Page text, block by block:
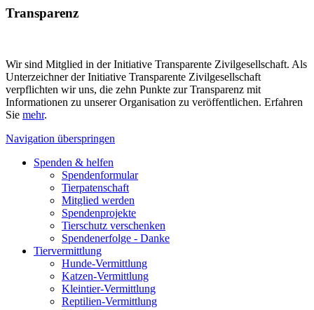
Transparenz
Wir sind Mitglied in der Initiative Transparente Zivilgesellschaft. Als
Unterzeichner der Initiative Transparente Zivilgesellschaft
verpflichten wir uns, die zehn Punkte zur Transparenz mit
Informationen zu unserer Organisation zu veröffentlichen. Erfahren
Sie mehr.
Navigation überspringen
Spenden & helfen
Spendenformular
Tierpatenschaft
Mitglied werden
Spendenprojekte
Tierschutz verschenken
Spendenerfolge - Danke
Tiervermittlung
Hunde-Vermittlung
Katzen-Vermittlung
Kleintier-Vermittlung
Reptilien-Vermittlung